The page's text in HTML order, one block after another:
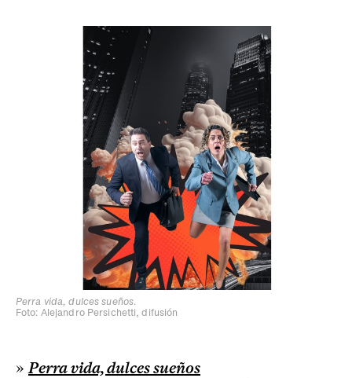
Perra vida, dulces sueños.
Foto: Alejandro Persichetti, difusión
» Perra vida, dulces sueños